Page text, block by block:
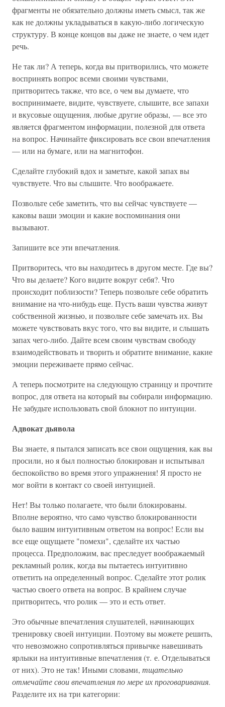
фрагменты не обязательно должны иметь смысл, так же
как не должны укладываться в какую-либо логическую
структуру. В конце концов вы даже не знаете, о чем идет
речь.
Не так ли? А теперь, когда вы притворились, что можете
воспринять вопрос всеми своими чувствами,
притворитесь также, что все, о чем вы думаете, что
воспринимаете, видите, чувствуете, слышите, все запахи
и вкусовые ощущения, любые другие образы, — все это
является фрагментом информации, полезной для ответа
на вопрос. Начинайте фиксировать все свои впечатления
— или на бумаге, или на магнитофон.
Сделайте глубокий вдох и заметьте, какой запах вы
чувствуете. Что вы слышите. Что воображаете.
Позвольте себе заметить, что вы сейчас чувствуете —
каковы ваши эмоции и какие воспоминания они
вызывают.
Запишите все эти впечатления.
Притворитесь, что вы находитесь в другом месте. Где вы?
Что вы делаете? Кого видите вокруг себя?. Что
происходит поблизости? Теперь позвольте себе обратить
внимание на что-нибудь еще. Пусть ваши чувства живут
собственной жизнью, и позвольте себе замечать их. Вы
можете чувствовать вкус того, что вы видите, и слышать
запах чего-либо. Дайте всем своим чувствам свободу
взаимодействовать и творить и обратите внимание, какие
эмоции переживаете прямо сейчас.
А теперь посмотрите на следующую страницу и прочтите
вопрос, для ответа на который вы собирали информацию.
Не забудьте использовать свой блокнот по интуиции.
Адвокат дьявола
Вы знаете, я пытался записать все свои ощущения, как вы
просили, но я был полностью блокирован и испытывал
беспокойство во время этого упражнения! Я просто не
мог войти в контакт со своей интуицией.
Нет! Вы только полагаете, что были блокированы.
Вполне вероятно, что само чувство блокированности
было вашим интуитивным ответом на вопрос! Если вы
все еще ощущаете "помехи", сделайте их частью
процесса. Предположим, вас преследует воображаемый
рекламный ролик, когда вы пытаетесь интуитивно
ответить на определенный вопрос. Сделайте этот ролик
частью своего ответа на вопрос. В крайнем случае
притворитесь, что ролик — это и есть ответ.
Это обычные впечатления слушателей, начинающих
тренировку своей интуиции. Поэтому вы можете решить,
что невозможно сопротивляться привычке навешивать
ярлыки на интуитивные впечатления (т. е. Отделываться
от них). Это не так! Иными словами, тщательно
отмечайте свои впечатления по мере их проговаривания.
Разделите их на три категории: